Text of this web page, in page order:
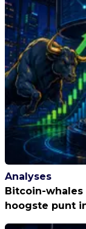
Analyses
Bitcoin-
hoogste punt